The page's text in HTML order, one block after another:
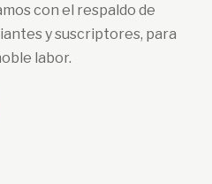
con el respaldo de
y suscriptores, para
labor.